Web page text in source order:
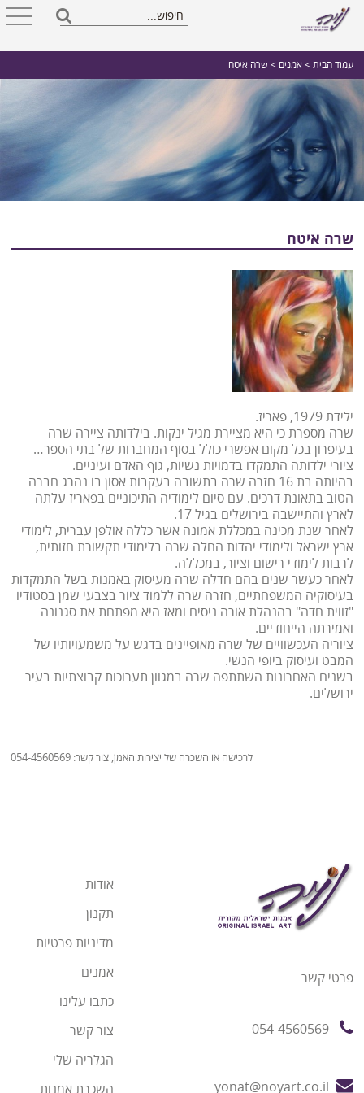
עמוד הבית > אמנים > שרה איטח
שרה איטח
ילידת 1979, פאריז.
שרה מספרת כי היא מציירת מגיל ינקות. בילדותה ציירה שרה
בעיפרון בכל מקום אפשרי כולל בסוף המחברות של בתי הספר…
ציורי ילדותה התמקדו בדמויות נשיות, גוף האדם ועיניים.
בהיותה בת 16 חזרה שרה בתשובה בעקבות אסון בו נהרג חברה
הטוב בתאונת דרכים. עם סיום לימודיה התיכוניים בפאריז עלתה
לארץ והתיישבה בירושלים בגיל 17.
לאחר שנת מכינה במכללת אמונה אשר כללה אולפן עברית, לימודי
ארץ ישראל ולימודי יהדות החלה שרה בלימודי תקשורת חזותית,
לרבות לימודי רישום וציור, במכללה.
לאחר כעשר שנים בהם חדלה שרה מעיסוק באמנות בשל התמקדות
בעיסוקיה המשפחתיים, חזרה שרה ללמוד ציור בצבעי שמן בסטודיו
"זווית חדה" בהנהלת אורה ניסים ומאז היא מפתחת את סגנונה
ואמירתה הייחודיים.
ציוריה העכשוויים של שרה מאופיינים בדגש על משמעויותיו של
המבט ועיסוק ביופי הנשי.
בשנים האחרונות השתתפה שרה במגוון תערוכות קבוצתיות בעיר
ירושלים.
לרכישה או השכרה של יצירות האמן, צור קשר: 054-4560569
פרטי קשר
054-4560569
yonat@noyart.co.il
אודות
תקנון
מדיניות פרטיות
אמנים
כתבו עלינו
צור קשר
הגלריה שלי
השכרת אמנות